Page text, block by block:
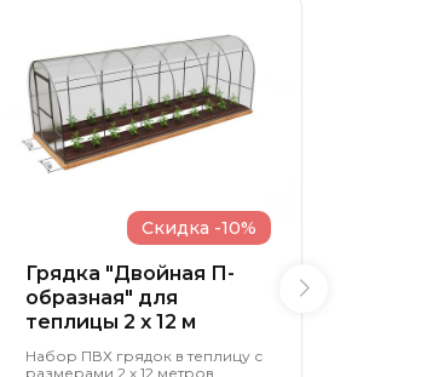
Грядка "Двойная П-
образная" для
теплицы 2 x 12 м
Набор ПВХ грядок в теплицу с
размерами 2 х 12 метров,
Скидка -10%